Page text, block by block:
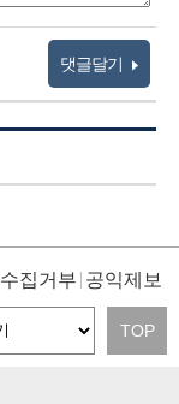
댓글달기
집거부 공익제보
TOP